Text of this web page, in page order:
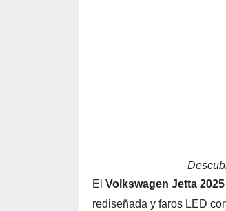
El Volkswagen Jetta 2025
rediseñada y faros LED